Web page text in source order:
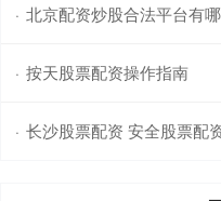
· 北京配资炒股合法平台有
· 按天股票配资操作指南
· 长沙股票配资 安全股票配